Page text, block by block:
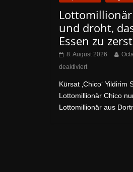
und droht,
Essen zu
8. August 2026
deaktiviert
Kürsat ‚Chico‘
Lottomillionär Chico
Lottomillionär aus